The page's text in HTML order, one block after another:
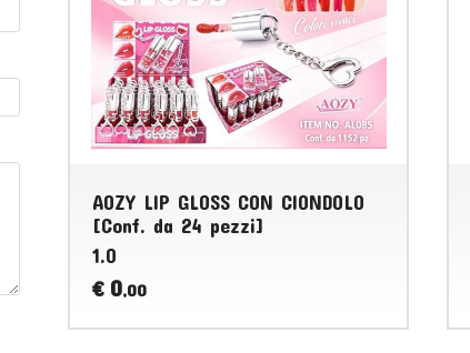
AOZY LIP GLOSS CON CIONDOLO
[Conf. da 24 pezzi]
1.0
€ 0,00